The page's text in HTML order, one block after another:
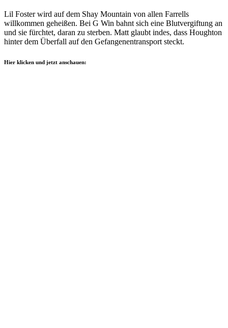
Lil Foster wird auf dem Shay Mountain von allen Farrells
willkommen geheißen. Bei G Win bahnt sich eine Blutvergiftung an
und sie fürchtet, daran zu sterben. Matt glaubt indes, dass Houghton
hinter dem Überfall auf den Gefangenentransport steckt.
Hier klicken und jetzt anschauen: